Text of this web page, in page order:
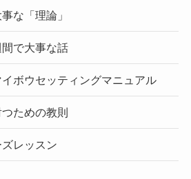
な「理論」
間で大事な話
イボウセッティングマニュアル
つための教則
ズレッスン